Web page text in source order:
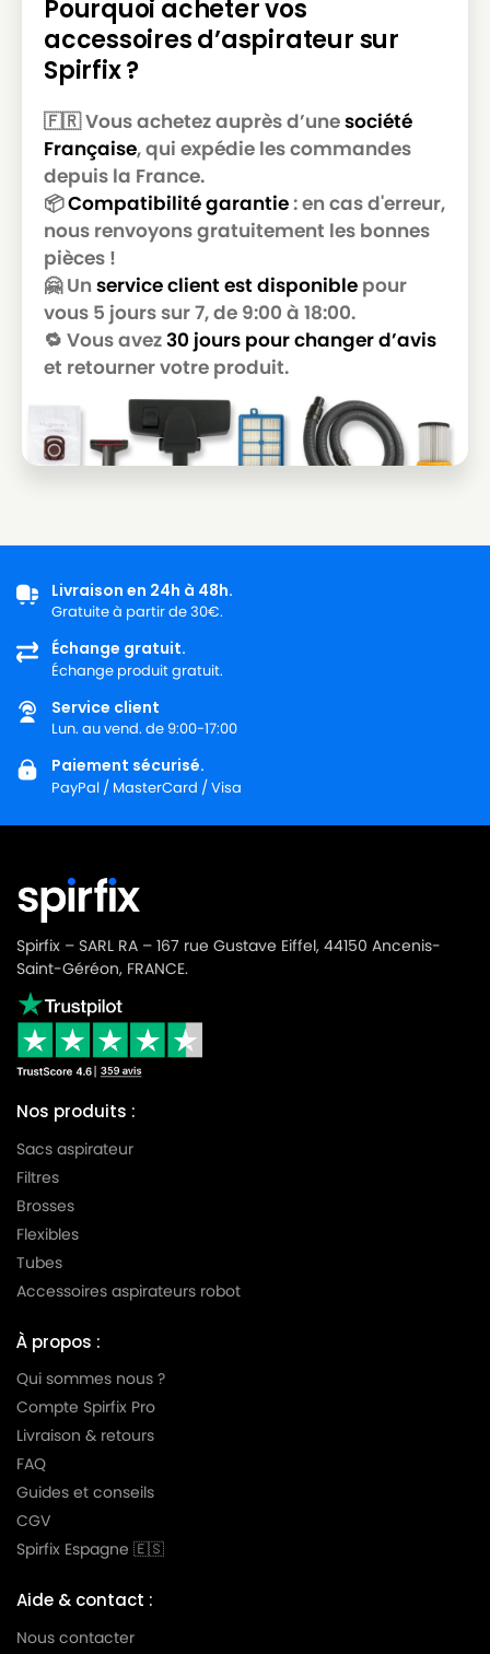
Pourquoi acheter vos
accessoires d’aspirateur sur
Spirfix ?
🇫🇷 Vous achetez auprès d’unesociété
Française, qui expédie les commandes
depuis la France.
📦Compatibilité garantie: en cas d'erreur,
nous renvoyons gratuitement les bonnes
pièces !
🤗 Un service client est disponible pour
vous 5 jours sur 7, de 9:00 à 18:00.
🔁 Vous avez30 jours pour changer d’avis
et retourner votre produit.
Livraison en 24h à 48h.
Gratuite à partir de 30€.
Échange gratuit.
Échange produit gratuit.
Service client
Lun. au vend. de 9:00-17:00
Paiement sécurisé.
PayPal / MasterCard / Visa
Spirfix – SARL RA – 167 rue Gustave Eiffel, 44150 Ancenis-
Saint-Géréon, FRANCE.
Nos produits :
Sacs aspirateur
Filtres
Brosses
Flexibles
Tubes
Accessoires aspirateurs robot
À propos :
Qui sommes nous ?
Compte Spirfix Pro
Livraison & retours
FAQ
Guides et conseils
CGV
Spirfix Espagne 🇪🇸
Aide & contact :
Nous contacter